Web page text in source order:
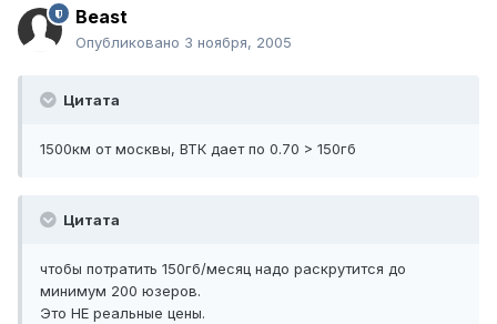
Beast
Опубликовано 3 ноября, 2005
Цитата
1500км от москвы, ВТК дает по 0.70 > 150гб
Цитата
чтобы потратить 150гб/месяц надо раскрутится до
минимум 200 юзеров.
Это НЕ реальные цены.